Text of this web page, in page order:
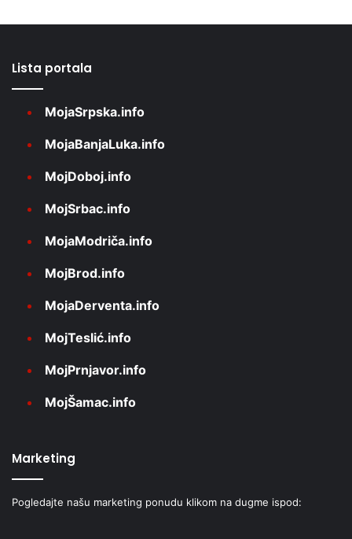
Lista portala
MojaSrpska.info
MojaBanjaLuka.info
MojDoboj.info
MojSrbac.info
MojaModriča.info
MojBrod.info
MojaDerventa.info
MojTeslić.info
MojPrnjavor.info
MojŠamac.info
Marketing
Pogledajte našu marketing ponudu klikom na dugme ispod: